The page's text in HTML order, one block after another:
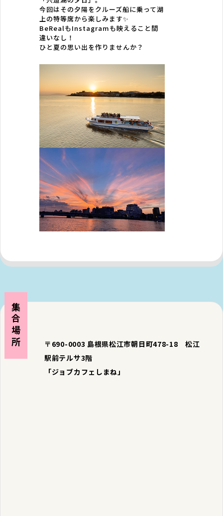
今回はその夕陽をクルーズ船に乗って湖
上の特等席から楽しみます✨
BeRealもInstagramも映えること間
違いなし！
ひと夏の思い出を作りませんか？
集合場所
〒690-0003 島根県松江市朝日町478-18 松江
駅前テルサ3階
「ジョブカフェしまね」